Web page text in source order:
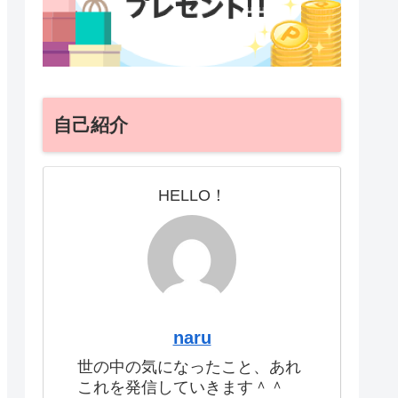
自己紹介
HELLO！
naru
世の中の気になったこと、あれ
これを発信していきます＾＾